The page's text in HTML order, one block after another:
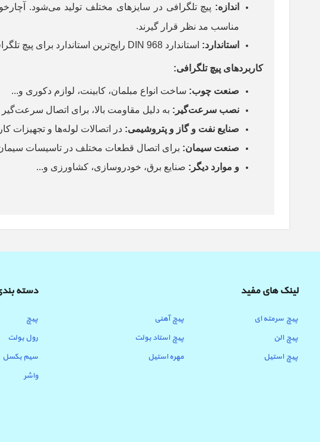
اندازه: پیچ تلگرافی در سایزهای مختلف تولید می‌شود.
مناسب مد نظر قرار گیرند.
استاندارد: استاندارد رایج‌ترین استاندارد برای پیچ
کاربردهای پیچ تلگرافی:
صنعت چوب: ساخت انواع مبلمان، کابینت، لوازم دکوری و...
نصب سرعت‌گیر : به دلیل مقاومت بالا، برای اتصال
صنایع نفت و گاز و پتروشیمی: در اتصالات لوله‌ها و تجهیزات
صنعت سیمان: برای اتصال قطعات مختلف در تاسیسات
و موارد دیگر : صنایع برق، خودروسازی، کشاورزی و...
لینک های مفید
پیچ سرمته ای
پیچ آهنی
پیچ الن
پیچ استاد بولت
پیچ استیل
مهره استیل
دسته
پیچ
رول بولت
سیم بکسل
واشر